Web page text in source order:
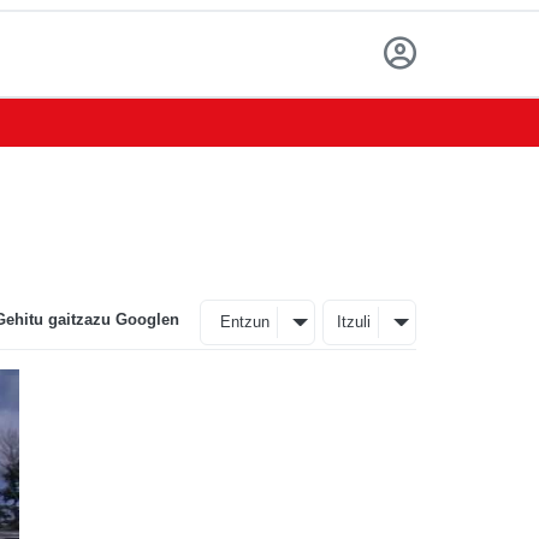
gaitzazu Googlen Entzun Itzuli